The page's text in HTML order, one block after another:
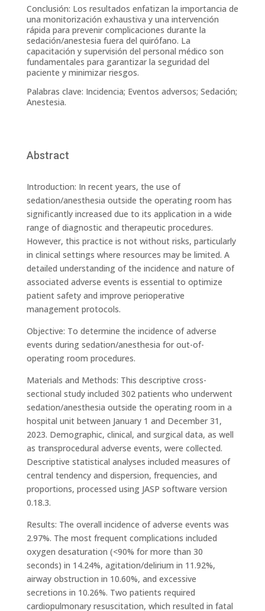
Conclusión: Los resultados enfatizan la importancia de
una monitorización exhaustiva y una intervención
rápida para prevenir complicaciones durante la
sedación/anestesia fuera del quirófano. La
capacitación y supervisión del personal médico son
fundamentales para garantizar la seguridad del
paciente y minimizar riesgos.
Palabras clave: Incidencia; Eventos adversos; Sedación;
Anestesia.
Abstract
Introduction: In recent years, the use of
sedation/anesthesia outside the operating room has
significantly increased due to its application in a wide
range of diagnostic and therapeutic procedures.
However, this practice is not without risks, particularly
in clinical settings where resources may be limited. A
detailed understanding of the incidence and nature of
associated adverse events is essential to optimize
patient safety and improve perioperative
management protocols.
Objective: To determine the incidence of adverse
events during sedation/anesthesia for out-of-
operating room procedures.
Materials and Methods: This descriptive cross-
sectional study included 302 patients who underwent
sedation/anesthesia outside the operating room in a
hospital unit between January 1 and December 31,
2023. Demographic, clinical, and surgical data, as well
as transprocedural adverse events, were collected.
Descriptive statistical analyses included measures of
central tendency and dispersion, frequencies, and
proportions, processed using JASP software version
0.18.3.
Results: The overall incidence of adverse events was
2.97%. The most frequent complications included
oxygen desaturation (<90% for more than 30
seconds) in 14.24%, agitation/delirium in 11.92%,
airway obstruction in 10.60%, and excessive
secretions in 10.26%. Two patients required
cardiopulmonary resuscitation, which resulted in fatal